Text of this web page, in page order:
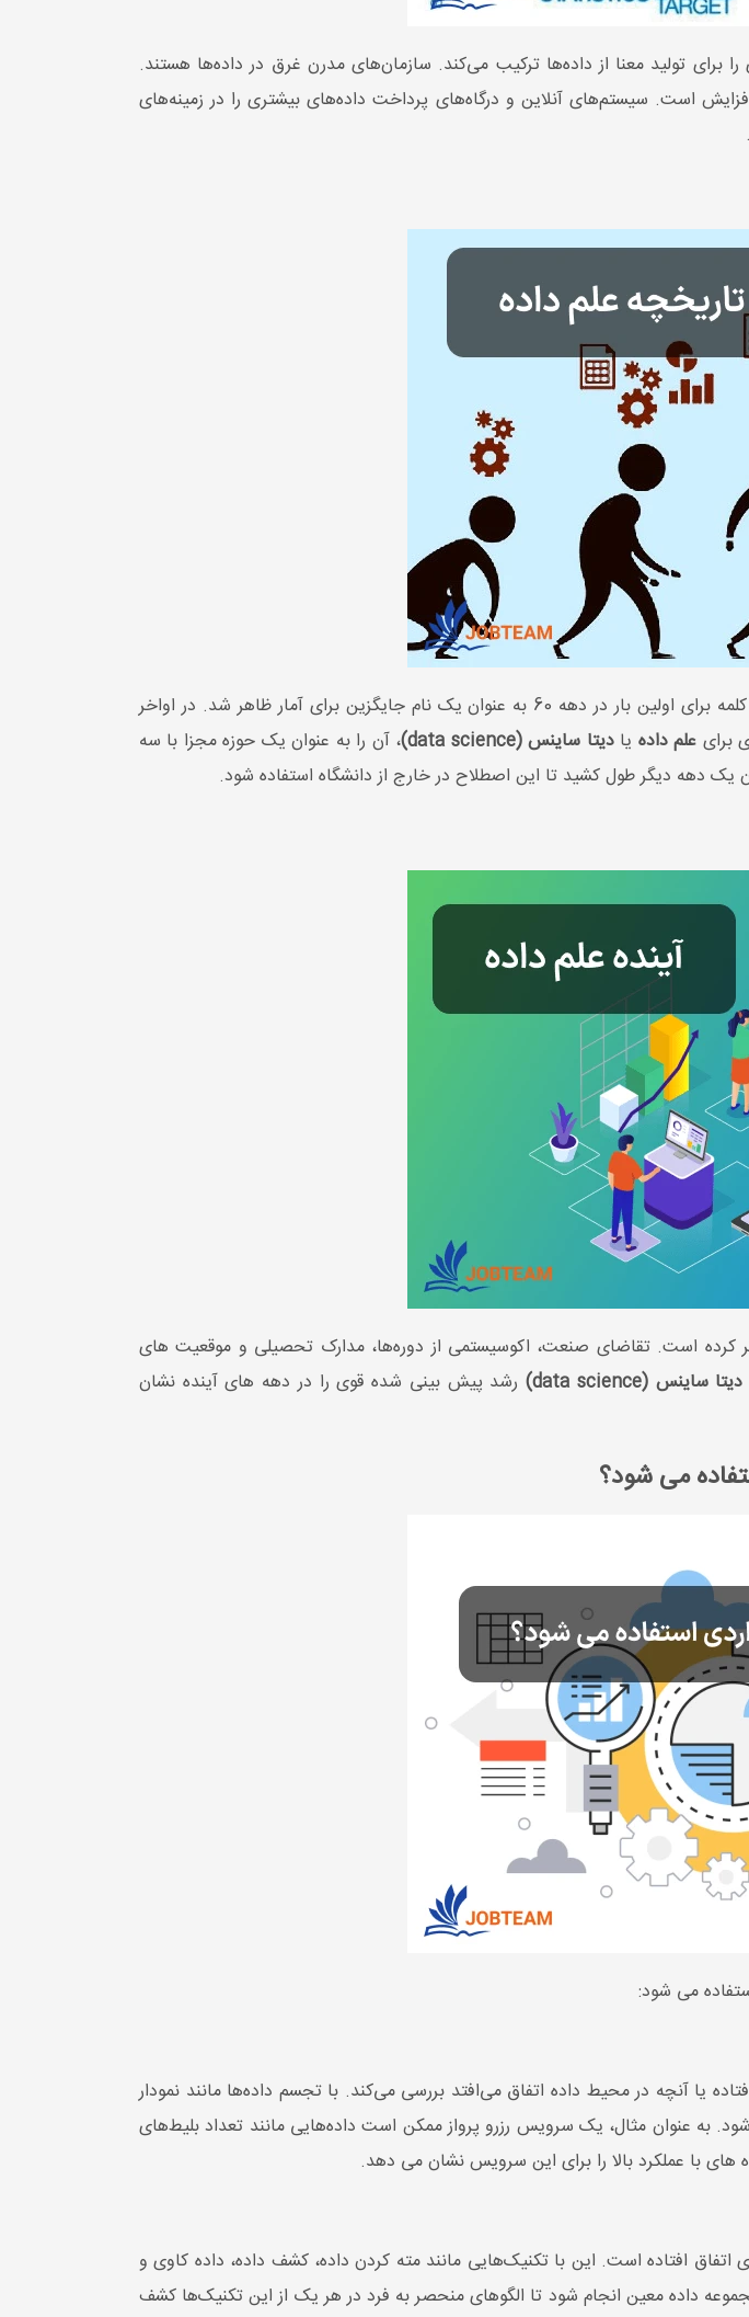
برای تولید معنا از داده‌ها ترکیب می‌کند. سازمان‌های مدرن غرق در داده‌ها هستند.
است. سیستم‌های آنلاین و درگاه‌های پرداخت داده‌های بیشتری را در زمینه‌های
این اصطلاح جدید نیست، معانی و مفاهیم آن در طول زمان تغییر کرده است. این کلمه برای اولین بار در دهه 60 به عنوان یک نام جایگزین برای آمار ظاهر شد. در اواخر
علم داده یادیتا ساینس (data science)
، آن را به عنوان یک حوزه مجزا با سه
یک دهه دیگر طول کشید تا این اصطلاح در خارج از دانشگاه استفاده شود.
کرده است. تقاضای صنعت، اکوسیستمی از دوره‌ها، مدارک تحصیلی و موقعیت های
دیتا ساینس (data science)
رشد پیش بینی شده قوی را در دهه های آینده نشان
می شود:
یا آنچه در محیط داده اتفاق می‌افتد بررسی می‌کند. با تجسم داده‌ها مانند نمودار
به عنوان مثال، یک سرویس رزرو پرواز ممکن است داده‌هایی مانند تعداد بلیط‌های
های با عملکرد بالا را برای این سرویس نشان می دهد.
افتاده است. این با تکنیک‌هایی مانند مته کردن داده، کشف داده، داده کاوی و
داده معین انجام شود تا الگوهای منحصر به فرد در هر یک از این تکنیک‌ها کشف